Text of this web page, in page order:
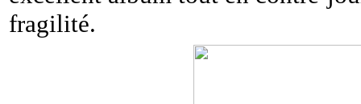
fragilité.